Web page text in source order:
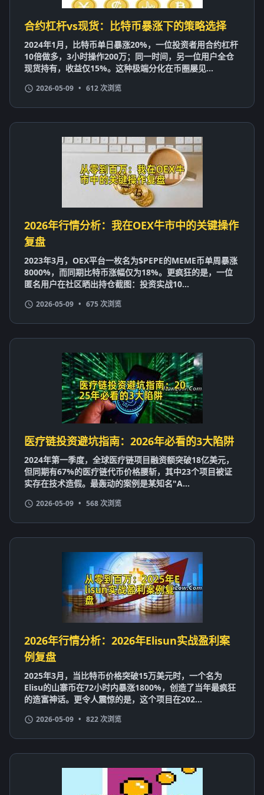
合约杠杆vs现货：比特币暴涨下的策略选择
2024年1月，比特币单日暴涨20%，一位投资者用合约杠杆
10倍做多，3小时操作200万；同一时间，另一位用户全仓
现货持有，收益仅15%。这种极端分化在币圈屡见...
2026-05-09 • 612 次浏览
2026年行情分析：我在OEX牛市中的关键操作
复盘
2023年3月，OEX平台一枚名为$PEPE的MEME币单周暴涨
8000%，而同期比特币涨幅仅为18%。更疯狂的是，一位
匿名用户在社区晒出持仓截图：投资实战10...
2026-05-09 • 675 次浏览
医疗链投资避坑指南：2026年必看的3大陷阱
2024年第一季度，全球医疗链项目融资额突破18亿美元，
但同期有67%的医疗链代币价格腰斩，其中23个项目被证
实存在技术造假。最轰动的案例是某知名"A...
2026-05-09 • 568 次浏览
2026年行情分析：2026年Elisun实战盈利案
例复盘
2025年3月，当比特币价格突破15万美元时，一个名为
Elisu的山寨币在72小时内暴涨1800%，创造了当年最疯狂
的造富神话。更令人震惊的是，这个项目在202...
2026-05-09 • 822 次浏览